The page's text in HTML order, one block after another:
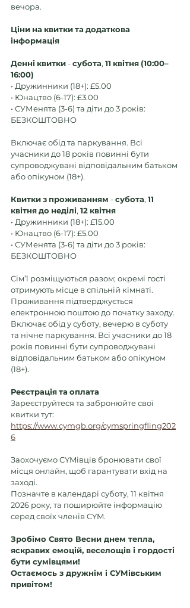
вечора.
Ціни на квиткита додаткова
інформація
Денні квитки - субота, 11 квітня (10:00–
16:00)
• Дружинники (18+): £5.00
• Юнацтво (6-17): £3.00
• СУМенята (3-6) та діти до 3 років:
БЕЗКОШТОВНО
Включає обід та паркування. Всі
учасники до 18 років повинні бути
супроводжувані відповідальним батьком
або опікуном (18+).
Квиткиз проживанням - субота, 11
квітнядо неділі, 12 квітня
• Дружинники (18+): £15.00
• Юнацтво (6-17): £5.00
• СУМенята (3-6) та діти до 3 років:
БЕЗКОШТОВНО
Сім’ї розміщуються разом; окремі гості
отримують місце в спільній кімнаті.
Проживання підтверджується
електронною поштою до початку заходу.
Включає обід у суботу, вечерю в суботу
та нічне паркування. Всі учасники до 18
років повинні бути супроводжувані
відповідальним батьком або опікуном
(18+).
Реєстраціята оплата
Зареєструйтеся та забронюйте свої
квитки тут:
https://www.cymgb.org/cymspringfling202
6
Заохочуємо CYMівців бронювати свої
місця онлайн, щоб гарантувати вхід на
заході.
Позначте в календарі суботу, 11 квітня
2026 року, та поширюйте інформацію
серед своїх членів CYM.
Зробімо Свято Весни днем тепла,
яскравих емоцій, веселощів і гордості
бути сумівцями!
Остаємось з дружнім і СУМівським
привітом!